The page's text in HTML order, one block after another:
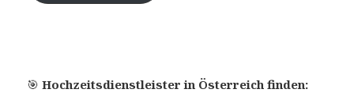
🎯Hochzeitsdienstleister in Österreich finden: